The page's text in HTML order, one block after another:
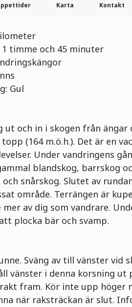
Karta Kontakt
timme och 45 minuter
Gul
ut och in i skogen från ängar
(164 m.ö.h.). Det är en
Under vandringens
blandskog, barrskog
och snårskog. Slutet av
område. Terrängen är
av dig som vandrare.
plocka bär och svamp.
Sväng av till vänster vid
vänster i denna korsning ut
fram. Kör inte upp höger
när raksträckan är slut.